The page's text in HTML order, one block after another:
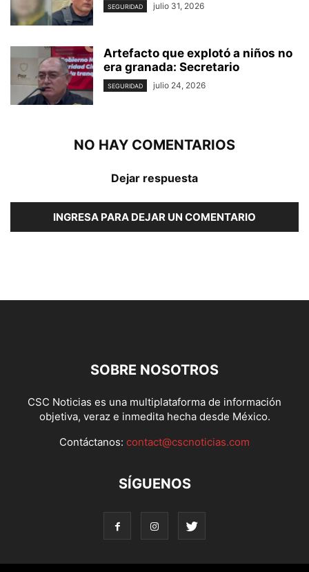
SEGURIDAD julio 31, 2026
Artefacto que explotó a niños no
era granada: Secretario
SEGURIDAD julio 24, 2026
NO HAY COMENTARIOS
Dejar respuesta
INGRESA PARA DEJAR UN COMENTARIO
SOBRE NOSOTROS
CSC Noticias es una multiplataforma de información
objetiva, veraz e inmedita hecha desde México.
Contáctanos: contact@cscnoticias.com
SÍGUENOS